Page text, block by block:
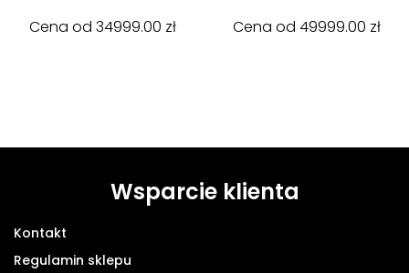
Cena od 34999.00 zł Cena od 49999.00 zł
Wsparcie klienta
Kontakt
Regulamin sklepu